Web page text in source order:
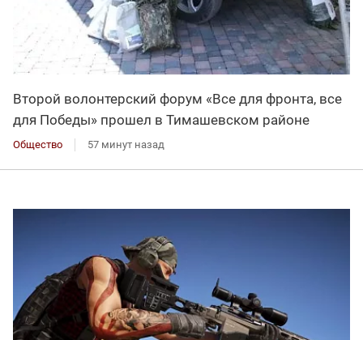
Второй волонтерский форум «Все для фронта, все
для Победы» прошел в Тимашевском районе
Общество 57 минут назад